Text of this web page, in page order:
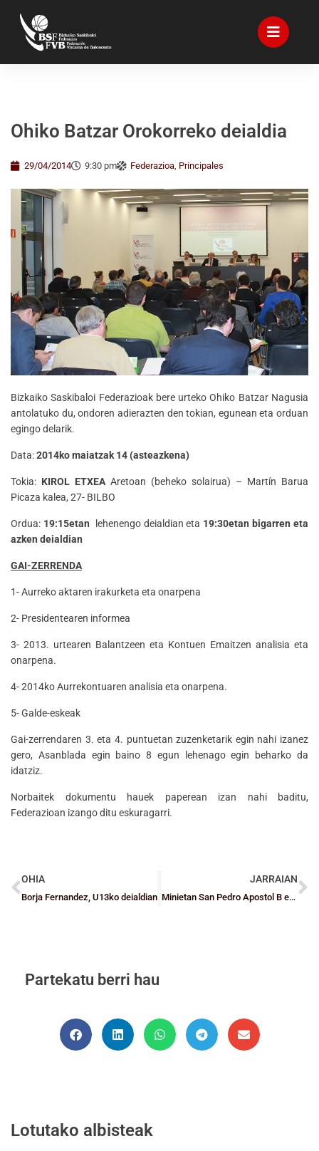
Ohiko Batzar Orokorreko deialdia
29/04/2014 9:30 pm Federazioa, Principales
Bizkaiko Saskibaloi Federazioak bere urteko Ohiko Batzar Nagusia
antolatuko du, ondoren adierazten den tokian, egunean eta orduan
egingo delarik.
Data:2014ko maiatzak 14 (asteazkena)
Tokia: KIROL ETXEA Aretoan (beheko solairua) – Martín Barua
Picaza kalea, 27- BILBO
Ordua: 19:15etan lehenengo deialdian eta 19:30etan bigarren eta
azken deialdian
GAI-ZERRENDA
1- Aurreko aktaren irakurketa eta onarpena
2- Presidentearen informea
3- 2013. urtearen Balantzeen eta Kontuen Emaitzen analisia eta
onarpena.
4- 2014ko Aurrekontuaren analisia eta onarpena.
5- Galde-eskeak
Gai-zerrendaren 3. eta 4. puntuetan zuzenketarik egin nahi izanez
gero, Asanblada egin baino 8 egun lehenago egin beharko da
idatziz.
Norbaitek dokumentu hauek paperean izan nahi baditu,
Federazioan izango ditu eskuragarri.
OHIA
Borja Fernandez, U13ko deialdian
JARRAIAN
Minietan San Pedro Apostol B eta Aurre-minietan Boskozaleak Aste Santuko II. 3×3 Torneoko txapeldunak
Partekatu berri hau
Lotutako albisteak